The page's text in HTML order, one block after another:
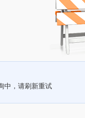
中，请刷新重试